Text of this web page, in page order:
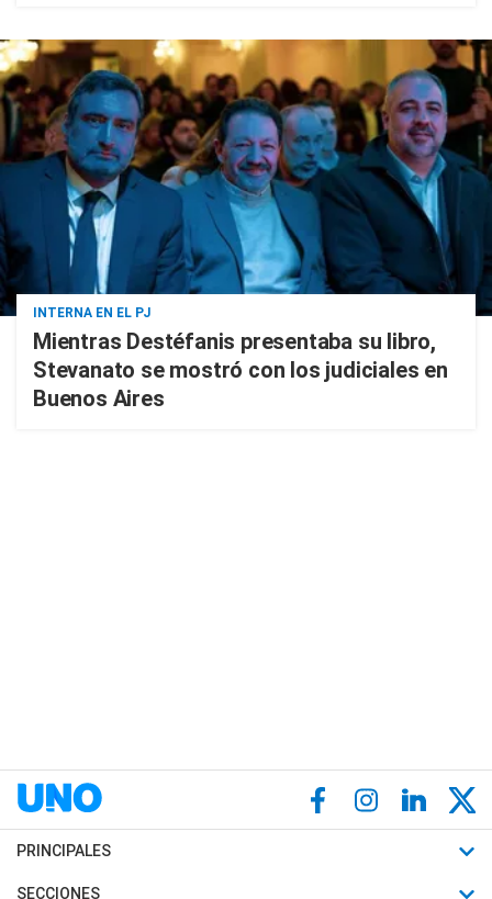
INTERNA EN EL PJ
Mientras Destéfanis presentaba su libro,
Stevanato se mostró con los judiciales en
Buenos Aires
PRINCIPALES
Últimas Noticias
SECCIONES